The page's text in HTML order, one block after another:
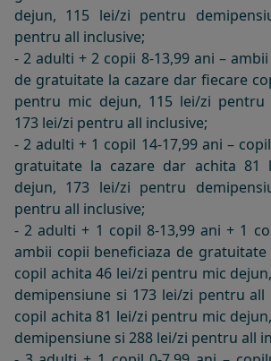
dejun, 115 lei/zi pentru
pentru all inclusive;
- 2 adulti + 2 copii 8-13,99 ani –
de gratuitate la cazare dar fiecare
pentru mic dejun, 115 lei/zi pentru
173 lei/zi pentru all inclusive;
- 2 adulti + 1 copil 14-17,99 ani –
gratuitate la cazare dar achita 81
dejun, 173 lei/zi pentru
pentru all inclusive;
- 2 adulti + 1 copil 8-13,99 ani + 1
ambii copii beneficiaza de
copil achita 46 lei/zi pentru mic
demipensiune si 173 lei/zi pentru all
copil achita 81 lei/zi pentru mic
demipensiune si 288 lei/zi pentru all